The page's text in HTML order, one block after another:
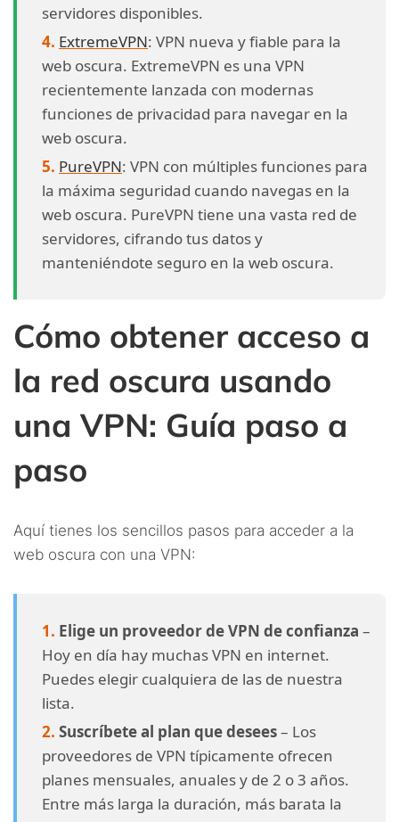
servidores disponibles.
ExtremeVPN: VPN nueva y fiable para la
web oscura. ExtremeVPN es una VPN
recientemente lanzada con modernas
funciones de privacidad para navegar en la
web oscura.
PureVPN: VPN con múltiples funciones para
la máxima seguridad cuando navegas en la
web oscura. PureVPN tiene una vasta red de
servidores, cifrando tus datos y
manteniéndote seguro en la web oscura.
Cómo obtener acceso a
la red oscura usando
una VPN: Guía paso a
paso
Aquí tienes los sencillos pasos para acceder a la
web oscura con una VPN:
Elige un proveedor de VPN de confianza –
Hoy en día hay muchas VPN en internet.
Puedes elegir cualquiera de las de nuestra
lista.
Suscríbete al plan que desees– Los
proveedores de VPN típicamente ofrecen
planes mensuales, anuales y de 2 o 3 años.
Entre más larga la duración, más barata la